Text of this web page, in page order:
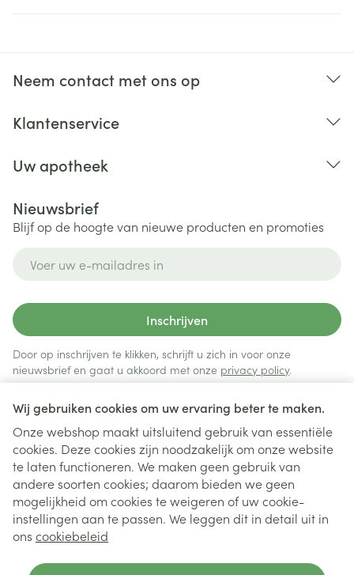
Wij gebruiken cookies om uw ervaring beter te maken.
Onze webshop maakt uitsluitend gebruik van essentiële
cookies. Deze cookies zijn noodzakelijk om onze website
te laten functioneren. We maken geen gebruik van
andere soorten cookies; daarom bieden we geen
mogelijkheid om cookies te weigeren of uw cookie-
instellingen aan te passen. We leggen dit in detail uit in
ons cookiebeleid
Neem contact met ons op
Klantenservice
Uw apotheek
Nieuwsbrief
Blijf op de hoogte van nieuwe producten en promoties
Inschrijven
Door op inschrijven te klikken, schrijft u zich in voor onze
nieuwsbrief en gaat u akkoord met onze privacy policy.
Juridische links